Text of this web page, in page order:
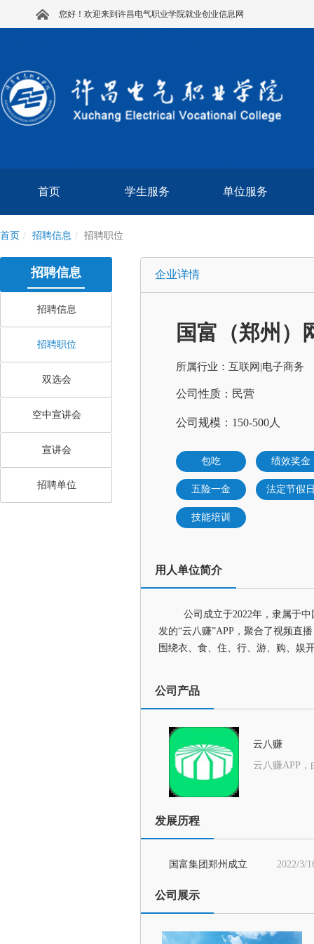
您好！欢迎来到许昌电气职业学院就业创业信息网
首页 学生服务 单位服务
首页 招聘信息 招聘职位
招聘信息
招聘信息
招聘职位
双选会
空中宣讲会
宣讲会
招聘单位
企业详情
国富（郑州）
所属行业：互联网|电子商务
公司性质：民营
公司规模：150-500人
包吃 绩效奖金
五险一金 法定节假
技能培训
用人单位简介
公司成立于2022年，隶属于
发的“云八赚”APP，聚合了视频直
围绕衣、食、住、行、游、购、娱
公司产品
云八赚
发展历程
国富集团郑州成立 2022/3/
公司展示